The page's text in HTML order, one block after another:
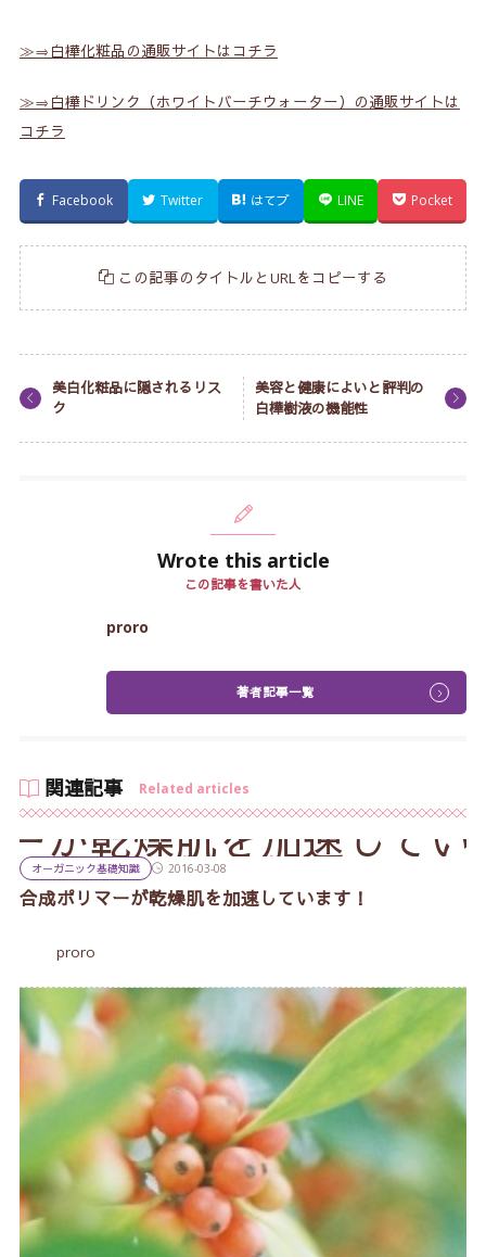
≫⇒白樺化粧品の通販サイトはコチラ
≫⇒白樺ドリンク（ホワイトバーチウォーター）の通販サイトは
コチラ
Facebook Twitter はてブ LINE Pocket
この記事のタイトルとURLをコピーする
美白化粧品に隠されるリス
ク
美容と健康によいと評判の
白樺樹液の機能性
Wrote this article
この記事を書いた人
proro
著者記事一覧
関連記事 Related articles
オーガニック基礎知識 2016-03-08
合成ポリマーが乾燥肌を加速しています！
proro